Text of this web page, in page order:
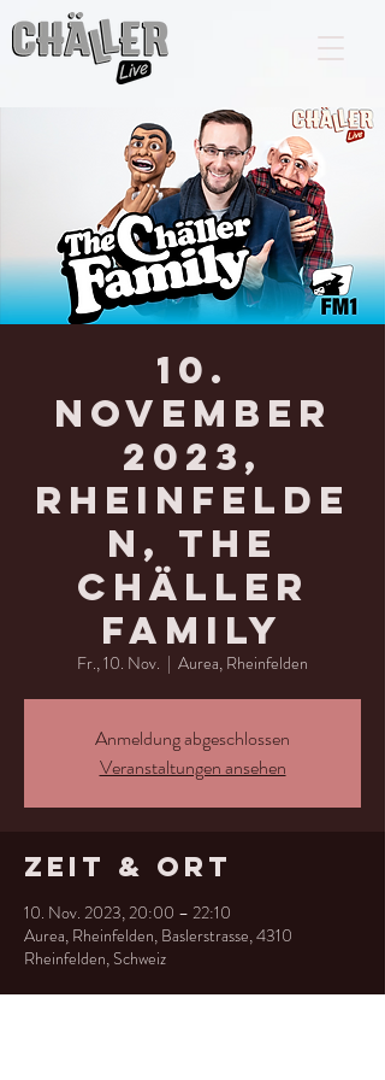
10.
November
2023,
RHEINFELDE
N, The
Chäller
Family
Fr., 10. Nov.
  |
Aurea, Rheinfelden
Anmeldung abgeschlossen
Veranstaltungen ansehen
Zeit & Ort
10. Nov. 2023, 20:00 – 22:10
Aurea, Rheinfelden, Baslerstrasse, 4310
Rheinfelden, Schweiz